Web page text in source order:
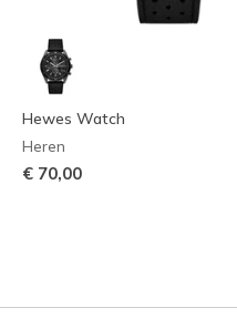
Hewes Watch
Heren
€ 70,00